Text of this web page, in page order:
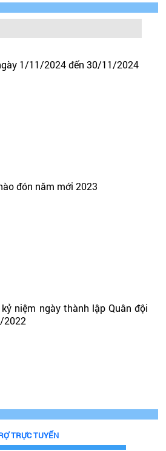
1/11/2024 đến 30/11/2024
đón năm mới 2023
niệm ngày thành lập Quân đội
2022
TRỰC TUYẾN